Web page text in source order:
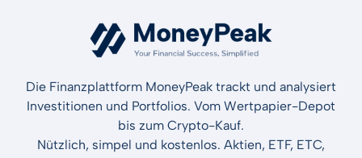
Die Finanzplattform MoneyPeak trackt und analysiert
Investitionen und Portfolios. Vom Wertpapier-Depot
bis zum Crypto-Kauf.
Nützlich, simpel und kostenlos. Aktien, ETF, ETC,